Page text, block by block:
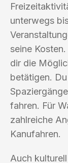
unterwegs
seine
dir die
betätigen.
fahren. Für
zahlreiche
Kanufahren.
Auch